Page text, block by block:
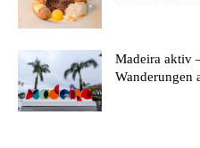
Madeira aktiv
Wanderungen